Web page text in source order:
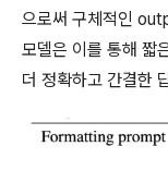
으로써 구체적인
모델은 이를 통해 짧
더 정확하고 간결한